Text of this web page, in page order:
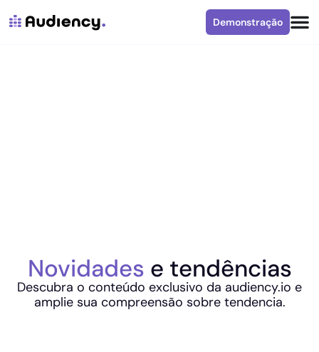
Demonstração
Novidades e tendências
Descubra o conteúdo exclusivo da audiency.io e
amplie sua compreensão sobre tendencia.